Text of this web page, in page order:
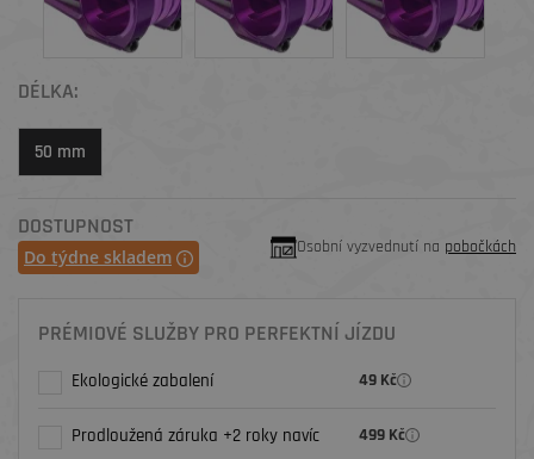
DÉLKA:
50 mm
DOSTUPNOST
Do týdne skladem Osobní vyzvednutí na pobočkách
PRÉMIOVÉ SLUŽBY PRO PERFEKTNÍ JÍZDU
Ekologické zabalení 49 Kč
Prodloužená záruka +2 roky navíc 499 Kč